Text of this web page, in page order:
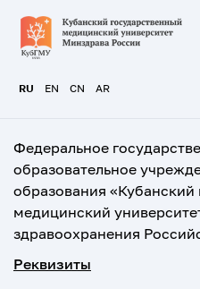
RU EN CN AR
Федеральное
образовательное
образования «Кубанский
медицинский
здравоохранения
Реквизиты